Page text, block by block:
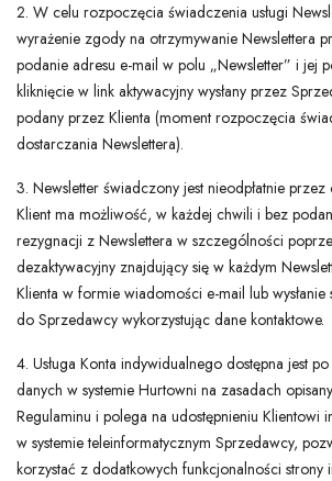
2. W celu rozpoczęcia świadczenia usługi
wyrażenie zgody na otrzymywanie Newslettera
podanie adresu e-mail w polu „Newsletter” i jej
kliknięcie w link aktywacyjny wysłany przez
podany przez Klienta (moment rozpoczęcia
dostarczania Newslettera).
3. Newsletter świadczony jest nieodpłatnie
Klient ma możliwość, w każdej chwili i bez
rezygnacji z Newslettera w szczególności
dezaktywacyjny znajdujący się w każdym
Klienta w formie wiadomości e-mail lub wysłanie
do Sprzedawcy wykorzystując dane kontaktowe.
4. Usługa Konta indywidualnego dostępna jest
danych w systemie Hurtowni na zasadach
Regulaminu i polega na udostępnieniu Klientowi
w systemie teleinformatycznym Sprzedawcy,
korzystać z dodatkowych funkcjonalności strony